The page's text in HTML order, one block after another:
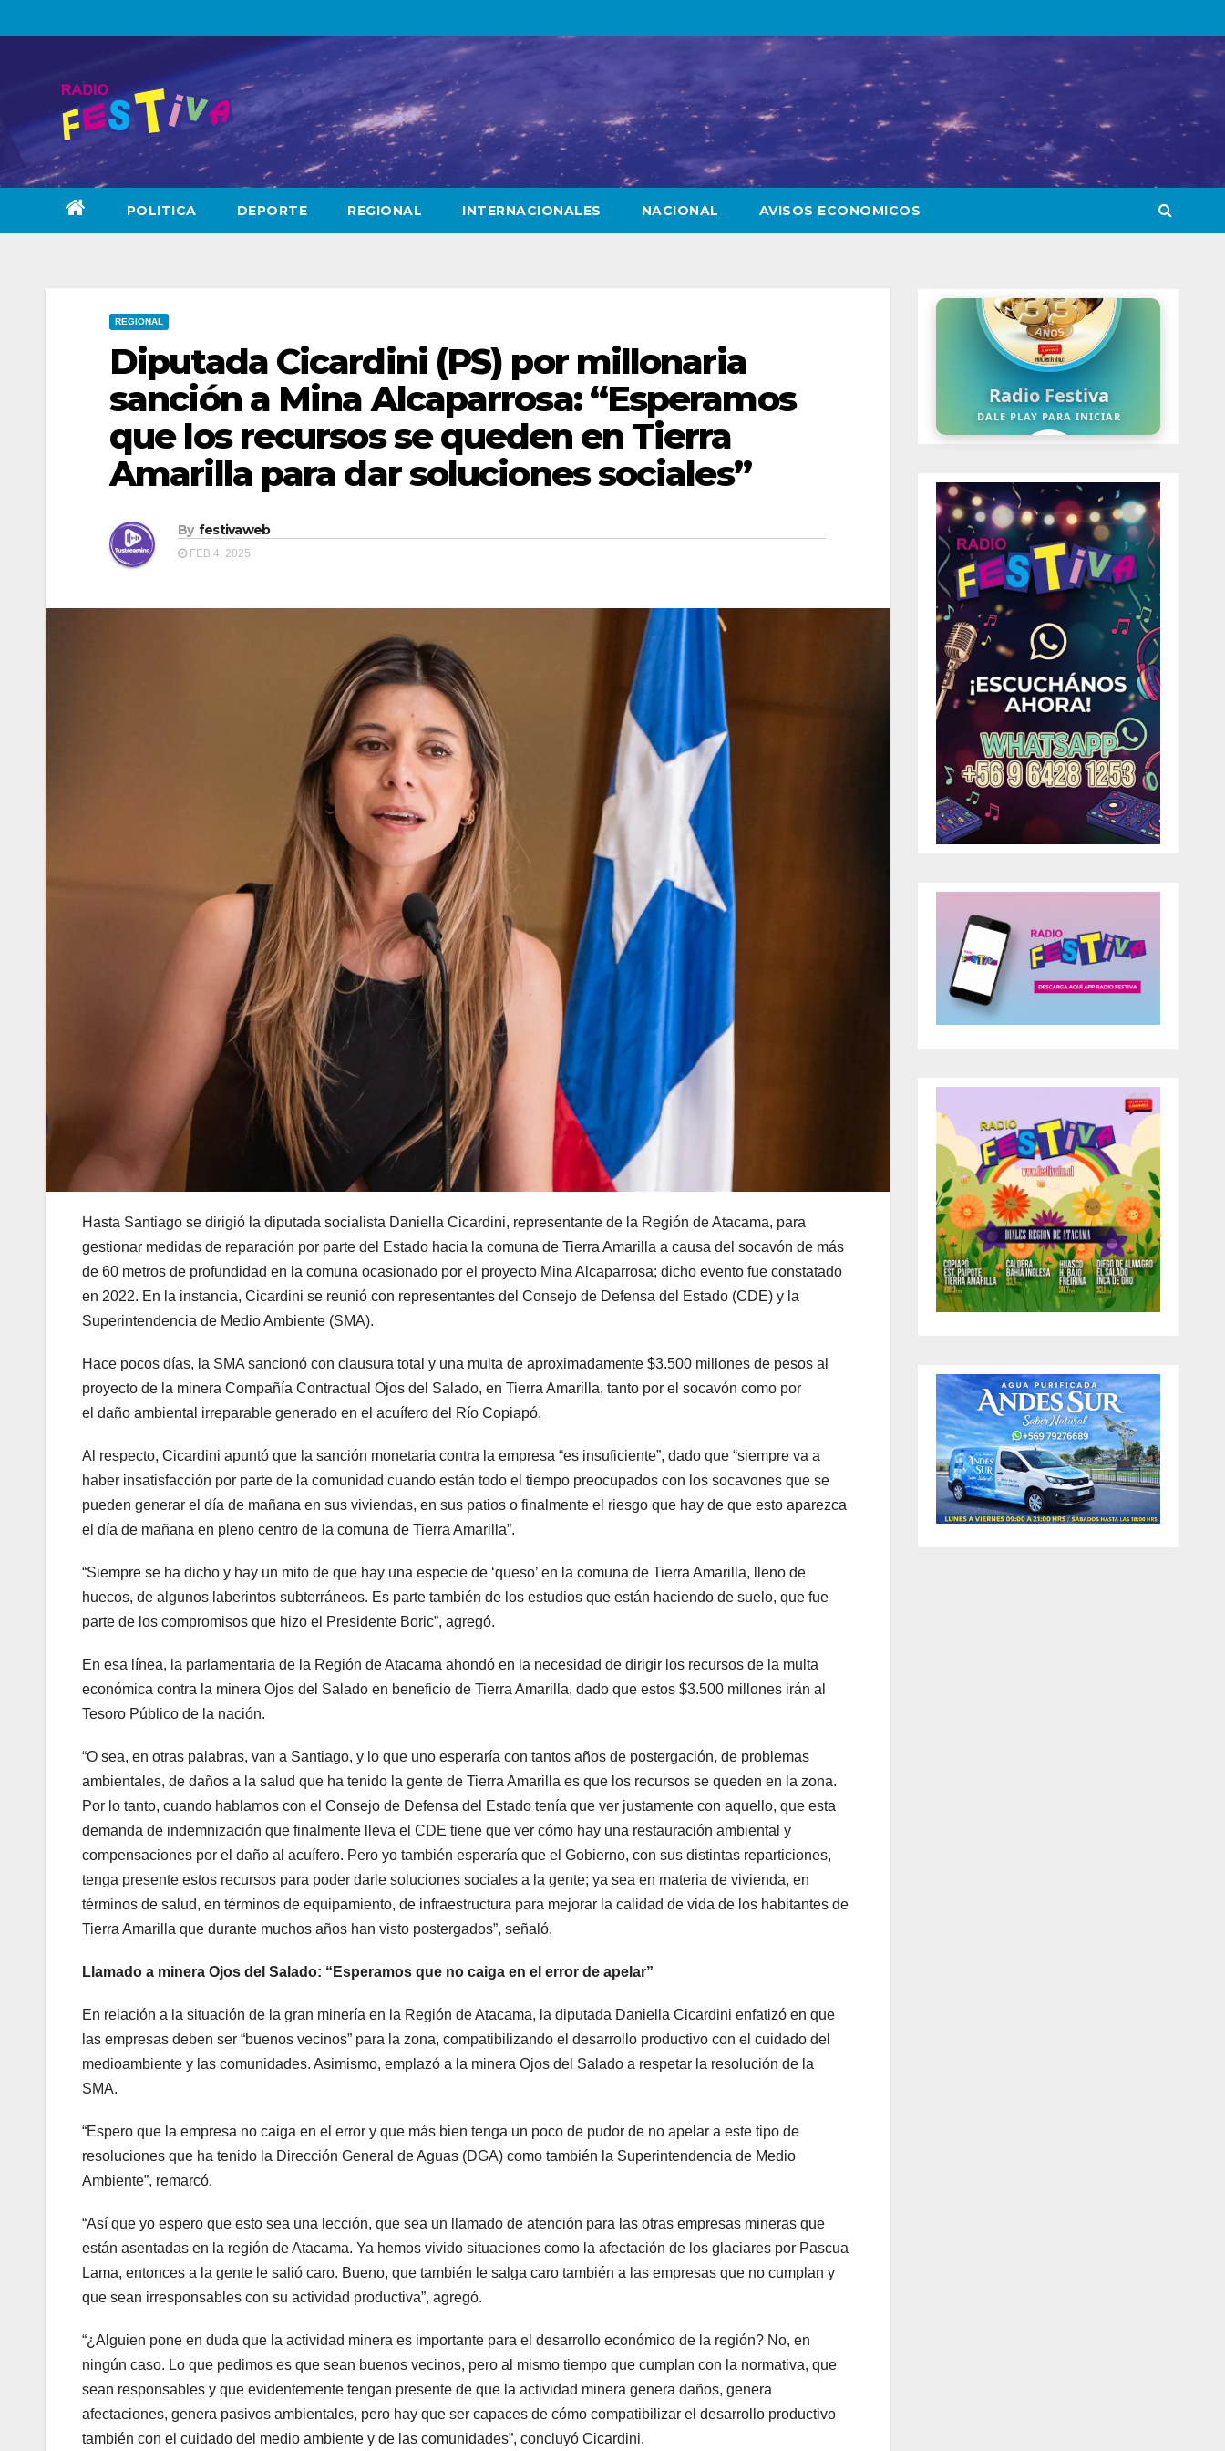
to
POLITICA DEPORTE REGIONAL INTERNACIONALES NACIONAL AVISOS ECONOMICOS
REGIONAL
Diputada Cicardini (PS) por millonaria
sanción a Mina Alcaparrosa: “Esperamos
que los recursos se queden en Tierra
Amarilla para dar soluciones sociales”
By festivaweb
FEB 4, 2025
Hasta Santiago se dirigió la diputada socialista Daniella Cicardini, representante de la Región de Atacama, para
gestionar medidas de reparación por parte del Estado hacia la comuna de Tierra Amarilla a causa del socavón de más
de 60 metros de profundidad en la comuna ocasionado por el proyecto Mina Alcaparrosa; dicho evento fue constatado
en 2022. En la instancia, Cicardini se reunió con representantes del Consejo de Defensa del Estado (CDE) y la
Superintendencia de Medio Ambiente (SMA).
Hace pocos días, la SMA sancionó con clausura total y una multa de aproximadamente $3.500 millones de pesos al
proyecto de la minera Compañía Contractual Ojos del Salado, en Tierra Amarilla, tanto por el socavón como por
el daño ambiental irreparable generado en el acuífero del Río Copiapó.
Al respecto, Cicardini apuntó que la sanción monetaria contra la empresa “es insuficiente”, dado que “siempre va a
haber insatisfacción por parte de la comunidad cuando están todo el tiempo preocupados con los socavones que se
pueden generar el día de mañana en sus viviendas, en sus patios o finalmente el riesgo que hay de que esto aparezca
el día de mañana en pleno centro de la comuna de Tierra Amarilla”.
“Siempre se ha dicho y hay un mito de que hay una especie de ‘queso’ en la comuna de Tierra Amarilla, lleno de
huecos, de algunos laberintos subterráneos. Es parte también de los estudios que están haciendo de suelo, que fue
parte de los compromisos que hizo el Presidente Boric”, agregó.
En esa línea, la parlamentaria de la Región de Atacama ahondó en la necesidad de dirigir los recursos de la multa
económica contra la minera Ojos del Salado en beneficio de Tierra Amarilla, dado que estos $3.500 millones irán al
Tesoro Público de la nación.
“O sea, en otras palabras, van a Santiago, y lo que uno esperaría con tantos años de postergación, de problemas
ambientales, de daños a la salud que ha tenido la gente de Tierra Amarilla es que los recursos se queden en la zona.
Por lo tanto, cuando hablamos con el Consejo de Defensa del Estado tenía que ver justamente con aquello, que esta
demanda de indemnización que finalmente lleva el CDE tiene que ver cómo hay una restauración ambiental y
compensaciones por el daño al acuífero. Pero yo también esperaría que el Gobierno, con sus distintas reparticiones,
tenga presente estos recursos para poder darle soluciones sociales a la gente; ya sea en materia de vivienda, en
términos de salud, en términos de equipamiento, de infraestructura para mejorar la calidad de vida de los habitantes de
Tierra Amarilla que durante muchos años han visto postergados”, señaló.
Llamado a minera Ojos del Salado: “Esperamos que no caiga en el error de apelar”
En relación a la situación de la gran minería en la Región de Atacama, la diputada Daniella Cicardini enfatizó en que
las empresas deben ser “buenos vecinos” para la zona, compatibilizando el desarrollo productivo con el cuidado del
medioambiente y las comunidades. Asimismo, emplazó a la minera Ojos del Salado a respetar la resolución de la
SMA.
“Espero que la empresa no caiga en el error y que más bien tenga un poco de pudor de no apelar a este tipo de
resoluciones que ha tenido la Dirección General de Aguas (DGA) como también la Superintendencia de Medio
Ambiente”, remarcó.
“Así que yo espero que esto sea una lección, que sea un llamado de atención para las otras empresas mineras que
están asentadas en la región de Atacama. Ya hemos vivido situaciones como la afectación de los glaciares por Pascua
Lama, entonces a la gente le salió caro. Bueno, que también le salga caro también a las empresas que no cumplan y
que sean irresponsables con su actividad productiva”, agregó.
“¿Alguien pone en duda que la actividad minera es importante para el desarrollo económico de la región? No, en
ningún caso. Lo que pedimos es que sean buenos vecinos, pero al mismo tiempo que cumplan con la normativa, que
sean responsables y que evidentemente tengan presente de que la actividad minera genera daños, genera
afectaciones, genera pasivos ambientales, pero hay que ser capaces de cómo compatibilizar el desarrollo productivo
también con el cuidado del medio ambiente y de las comunidades”, concluyó Cicardini.